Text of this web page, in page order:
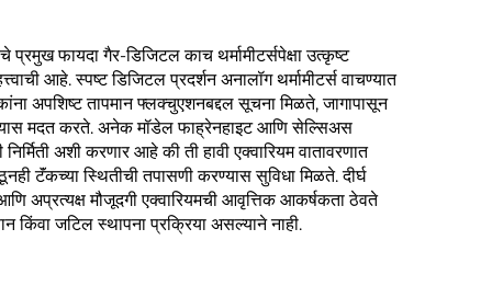
फायदा गैर-डिजिटल काच थर्मामीटर्सपेक्षा उत्कृष्ट
आहे. स्पष्ट डिजिटल प्रदर्शन अनालॉग थर्मामीटर्स वाचण्यात
अपशिष्ट तापमान फ्लक्चुएशनबद्दल सूचना मिळते, जागापासून
मदत करते. अनेक मॉडेल फाह्रेनहाइट आणि सेल्सिअस
अशी करणार आहे की ती हावी एक्वारियम वातावरणात
टॅंकच्या स्थितीची तपासणी करण्यास सुविधा मिळते. दीर्घ
अप्रत्यक्ष मौजूदगी एक्वारियमची आवृत्तिक आकर्षकता ठेवते
किंवा जटिल स्थापना प्रक्रिया असल्याने नाही.